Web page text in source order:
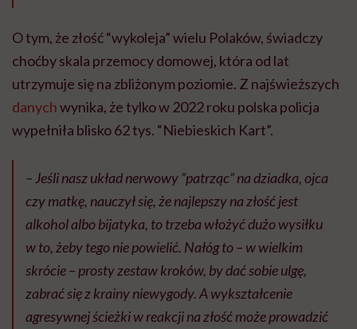
O tym, że złość “wykoleja” wielu Polaków, świadczy
choćby skala przemocy domowej, która od lat
utrzymuje się na zbliżonym poziomie. Z najświeższych
danychwynika, że tylko w 2022 roku polska policja
wypełniła blisko 62 tys. “Niebieskich Kart”.
– Jeśli nasz układ nerwowy “patrząc” na dziadka, ojca
czy matkę, nauczył się, że najlepszy na złość jest
alkohol albo bijatyka, to trzeba włożyć dużo wysiłku
w to, żeby tego nie powielić. Nałóg to – w wielkim
skrócie – prosty zestaw kroków, by dać sobie ulgę,
zabrać się z krainy niewygody. A wykształcenie
agresywnej ścieżki w reakcji na złość może prowadzić